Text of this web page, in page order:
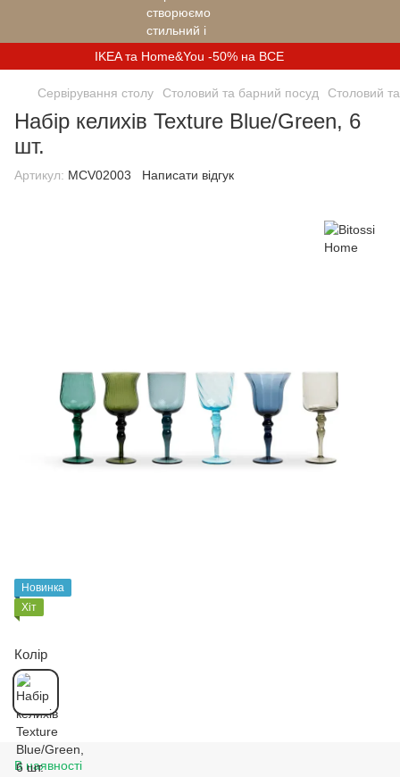
IKEA та Home&You -50% на ВСЕ
Сервірування столу Столовий та барний посуд Столовий
Набір келихів Texture Blue/Green, 6
шт.
Артикул: MCV02003 Написати відгук
Новинка
Хіт
Колір
В наявності